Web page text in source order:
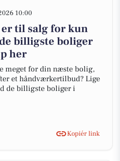
10:00
til salg for kun
billigste boliger
her
meget for din næste bolig,
et håndværkertilbud? Lige
de billigste boliger i
Kopiér link